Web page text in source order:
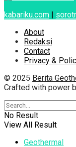
kabariku.com
About
Redaksi
Contact
Privacy &
© 2025 Berita
Crafted with power
No Result
View All Result
Geothermal